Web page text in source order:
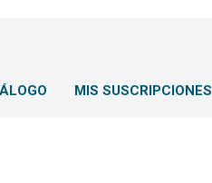
MIS SUSCRIPCIONES